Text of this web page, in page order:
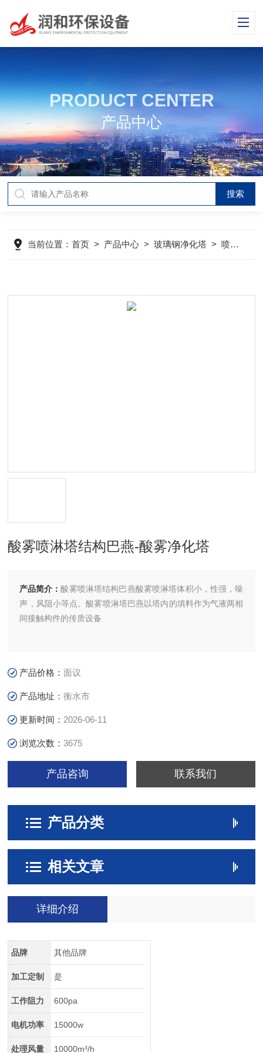
PRODUCT CENTER
产品中心
当前位置：首页 > 产品中心 >玻璃钢净化塔 >喷淋塔
酸雾喷淋塔结构巴燕-酸雾净化塔
产品简介：酸雾喷淋塔结构巴燕酸雾喷淋塔体积小，性强，噪
声，风阻小等点。酸雾喷淋塔巴燕以塔内的填料作为气液两相
间接触构件的传质设备
产品价格：面议
产品地址：衡水市
更新时间： 2026-06-11
浏览次数：3675
产品咨询 联系我们
产品分类
相关文章
详细介绍
品牌 其他品牌
加工定制 是
工作阻力 600pa
电机功率 15000w
处理风量 10000m³/h